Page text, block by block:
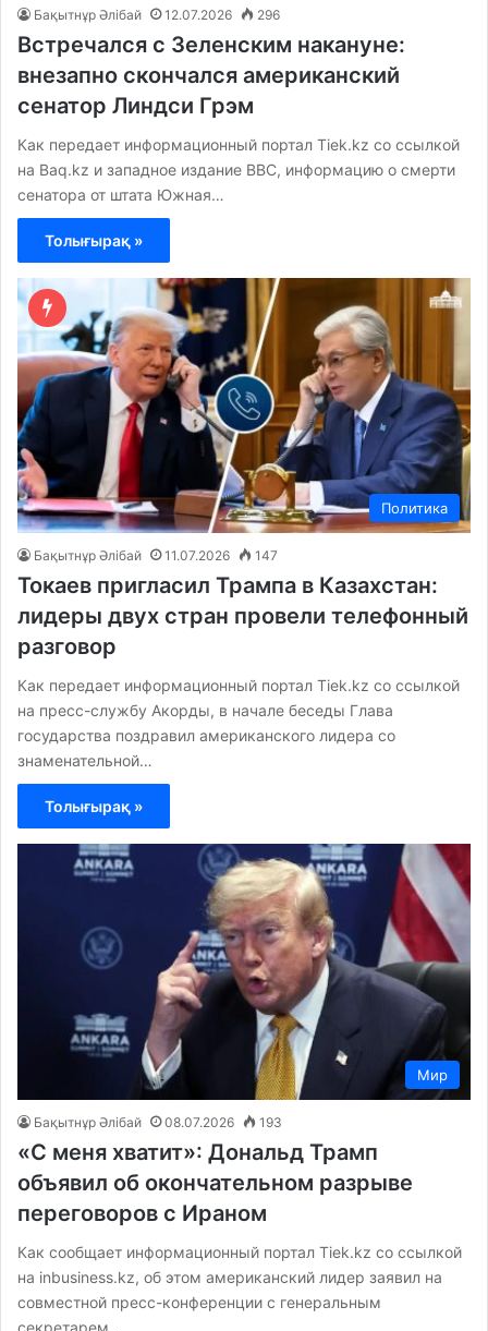
Бақытнұр Әлібай 12.07.2026 296
Встречался с Зеленским накануне:
внезапно скончался американский
сенатор Линдси Грэм
Как передает информационный портал Tiek.kz со ссылкой
на Baq.kz и западное издание BBC, информацию о смерти
сенатора от штата Южная…
Толығырақ »
Политика
Бақытнұр Әлібай 11.07.2026 147
Токаев пригласил Трампа в Казахстан:
лидеры двух стран провели телефонный
разговор
Как передает информационный портал Tiek.kz со ссылкой
на пресс-службу Акорды, в начале беседы Глава
государства поздравил американского лидера со
знаменательной…
Толығырақ »
Мир
Бақытнұр Әлібай 08.07.2026 193
«С меня хватит»: Дональд Трамп
объявил об окончательном разрыве
переговоров с Ираном
Как сообщает информационный портал Tiek.kz со ссылкой
на inbusiness.kz, об этом американский лидер заявил на
совместной пресс-конференции с генеральным
секретарем…